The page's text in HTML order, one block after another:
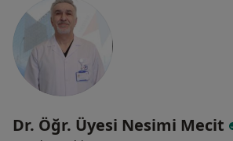
Dr. Öğr. Üyesi Nesimi Mecit